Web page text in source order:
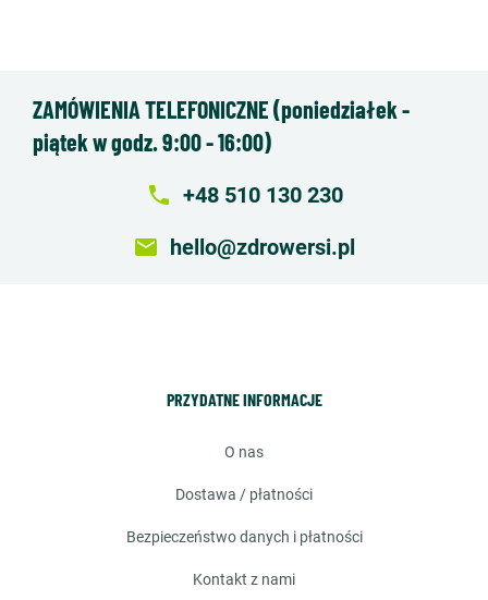
ZAMÓWIENIA TELEFONICZNE (poniedziałek -
piątek w godz. 9:00 - 16:00)
local_phone +48 510 130 230
email hello@zdrowersi.pl
PRZYDATNE INFORMACJE
o nas
dostawa / płatności
bezpieczeństwo danych i płatności
kontakt z nami